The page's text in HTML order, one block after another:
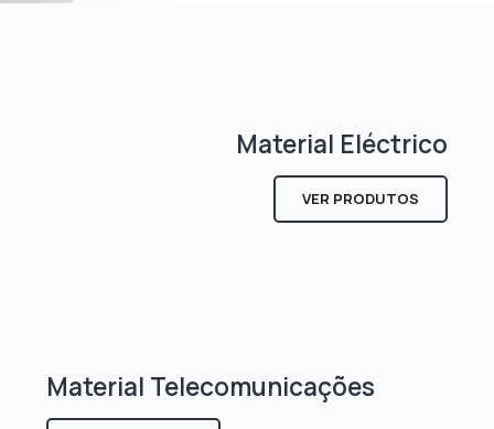
Material Eléctrico
VER PRODUTOS
Material Telecomunicações